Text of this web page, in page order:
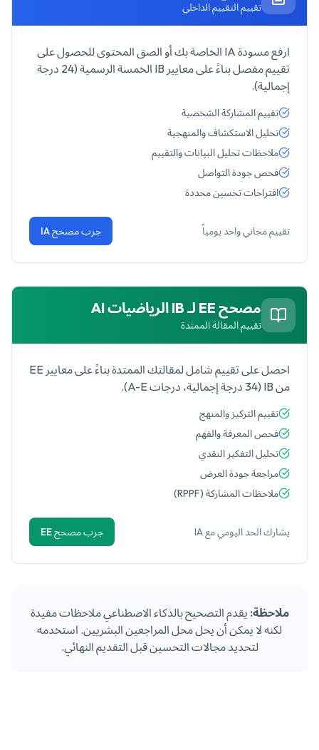
تقييم التقييم الداخلي
ارفع مسودة IA الخاصة بك أو الصق المحتوى للحصول على
تقييم مفصل بناءً على معايير IB الخمسة الرسمية (24 درجة
إجمالية).
تقييم المشاركة الشخصية
تحليل الاستكشاف والمنهجية
ملاحظات تحليل البيانات والتقييم
فحص جودة التواصل
اقتراحات تحسين محددة
تقييم مجاني واحد يومياً جرب مصحح IA
مصحح EE لـ IB الرياضيات AI
تقييم المقالة الممتدة
احصل على تقييم شامل لمقالتك الممتدة بناءً على معايير EE
من IB (34 درجة إجمالية، درجات A-E).
تقييم التركيز والمنهج
فحص المعرفة والفهم
تحليل التفكير النقدي
مراجعة جودة العرض
ملاحظات المشاركة (RPPF)
يشارك الحد اليومي مع IA جرب مصحح EE
ملاحظة: يقدم التصحيح بالذكاء الاصطناعي ملاحظات مفيدة
لكنه لا يمكن أن يحل محل المراجعين البشريين. استخدمه
لتحديد مجالات التحسين قبل التقديم النهائي.